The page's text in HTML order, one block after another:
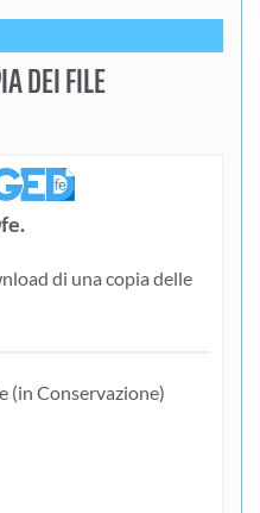
DEI FILE
di una copia delle
(in Conservazione)